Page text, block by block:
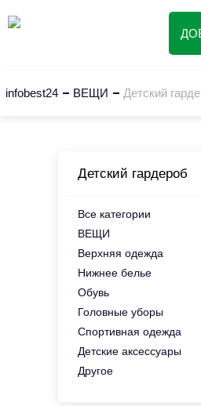
infobest24 ВЕЩИ Детский
Детский гардероб
Все категории
ВЕЩИ
Верхняя одежда
Нижнее белье
Обувь
Головные уборы
Спортивная одежда
Детские аксессуары
Другое